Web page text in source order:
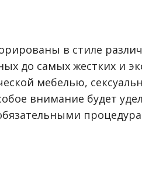
в стиле
до самых жестких и
мебелью,
внимание будет